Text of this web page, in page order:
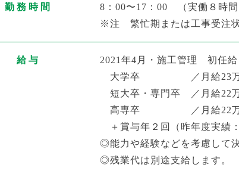
勤務時間 8：00〜17：00
（実働８時
※注 繁忙期または工事受注状
給与
2021年4月・施工管理 初任給
大学卒 ／月給23万4,000
短大卒・専門卒 ／月給22万
高専卒 ／月給22万4,000
＋賞与年２回（昨年度実績
◎能力や経験などを考慮して
◎残業代は別途支給します。